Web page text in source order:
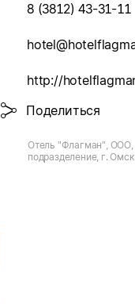
8 (3812) 43-31-11
http://
Поделиться
Отель "Флагман", ООО,
подразделение, г. Омск